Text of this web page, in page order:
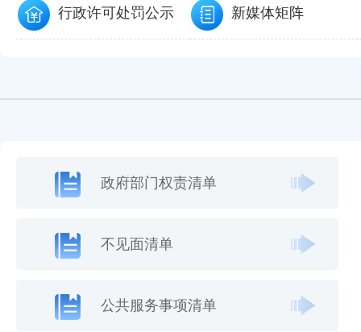
行政许可处罚公示 新媒体矩阵
政府部门权责清单
不见面清单
公共服务事项清单